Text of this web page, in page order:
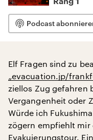
Podcast
Elf Fragen sind zu
„evacuation.jp/
ziellos Zug gefahren
Vergangenheit oder
Würde ich
zögern empfiehlt mir
Evakuierungstour.